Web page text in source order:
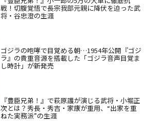
戦！切腹覚悟で長宗我部元親に降伏を迫った武
将・谷忠澄の生涯
ゴジラの咆哮で目覚める朝…1954年公開『ゴジ
ラ』の貴重音源を搭載した「ゴジラ音声目覚ま
し時計」が新発売
『豊臣兄弟！』で萩原護が演じる武将・小堀正
次とは？秀長・秀吉・家康が重用、“出家を重
ねた実務派”の生涯